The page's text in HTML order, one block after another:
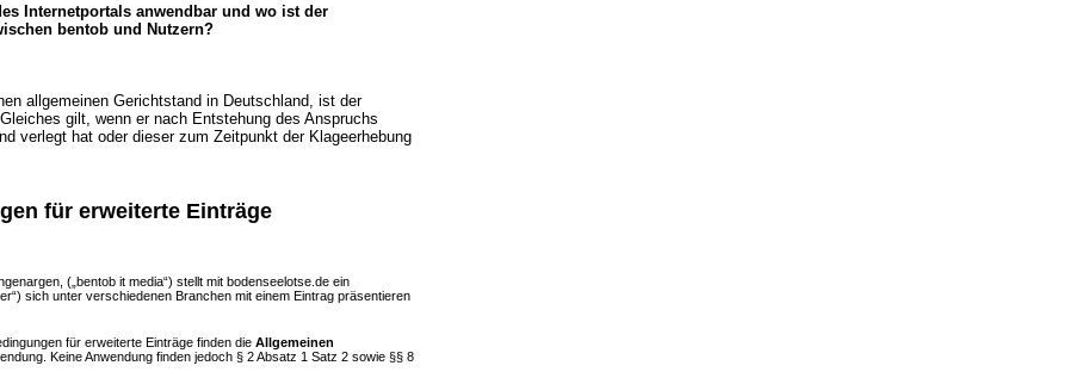
Internetportals anwendbar und wo ist der
bentob und Nutzern?
allgemeinen Gerichtstand in Deutschland, ist der
gilt, wenn er nach Entstehung des Anspruchs
verlegt hat oder dieser zum Zeitpunkt der Klageerhebung
für erweiterte Einträge
(„bentob it media“) stellt mit bodenseelotse.de ein
sich unter verschiedenen Branchen mit einem Eintrag präsentieren
für erweiterte Einträge finden die Allgemeinen
Keine Anwendung finden jedoch § 2 Absatz 1 Satz 2 sowie §§ 8